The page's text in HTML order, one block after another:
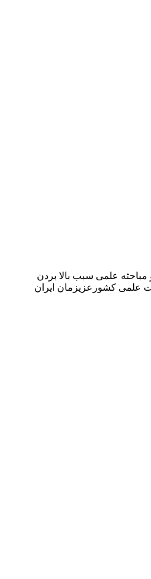
علمی سبب بالا بردن
علمی کشورعزیزمان ایران